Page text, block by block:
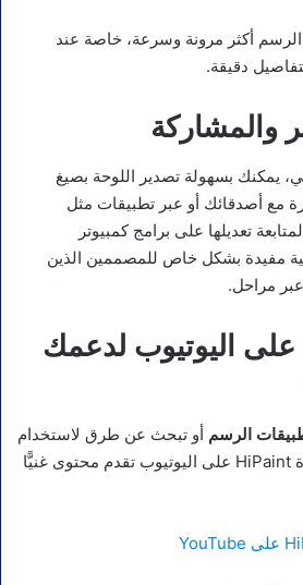
أكثر مرونة وسرعة، خاصة عند
دقيقة.
والمشاركة
يمكنك بسهولة تصدير اللوحة بصيغ
مع أصدقائك أو عبر تطبيقات مثل
تعديلها على برامج كمبيوتر
مفيدة بشكل خاص للمصممين الذين
مراحل.
اليوتيوب لدعمك
الرسم أو تبحث عن طرق لاستخدام
الأدوات باحتراف، فإن قناة HiPaint على اليوتيوب تقدم محتوى غنيًّا